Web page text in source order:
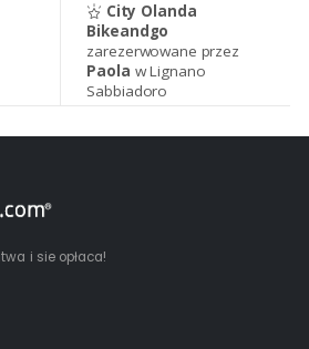
City Olanda
Bikeandgo
zarezerwowane przez
Paola w Lignano
Sabbiadoro
i sie opłaca!